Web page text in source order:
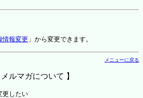
情報変更 」から変更できます。
メニューに戻る
メルマガについて 】
更したい